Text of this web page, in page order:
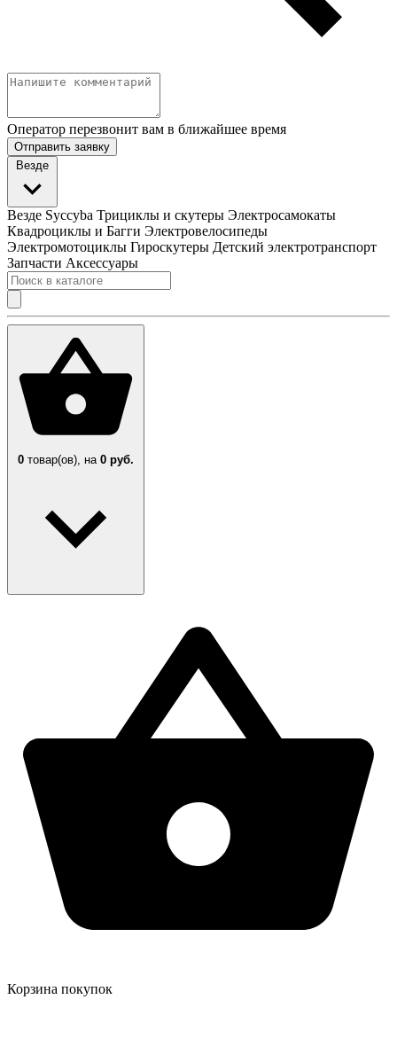
Оператор перезвонит вам в ближайшее время
Отправить заявку
Везде
Везде Syccyba Трициклы и скутеры Электросамокаты
Квадроциклы и Багги Электровелосипеды
Электромотоциклы Гироскутеры Детский электротранспорт
Запчасти Аксессуары
0 товар(ов), на 0 руб.
Корзина покупок